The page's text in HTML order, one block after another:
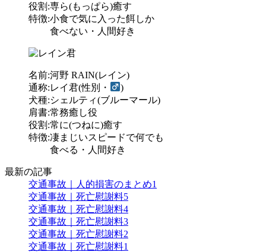
役割:専ら(もっぱら)癒す
特徴:小食で気に入った餌しか
食べない・人間好き
名前:河野 RAIN(レイン)
通称:レイ君(性別・
)
犬種:シェルティ(ブルーマール)
肩書:常務癒し役
役割:常に(つねに)癒す
特徴:凄まじいスピードで何でも
食べる・人間好き
最新の記事
交通事故｜人的損害のまとめ1
交通事故｜死亡慰謝料5
交通事故｜死亡慰謝料4
交通事故｜死亡慰謝料3
交通事故｜死亡慰謝料2
交通事故｜死亡慰謝料1